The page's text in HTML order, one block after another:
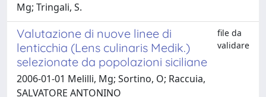
Mg; Tringali, S.
Valutazione di nuove linee di
lenticchia (Lens culinaris Medik.)
selezionate da popolazioni siciliane
file da
validare
2006-01-01 Melilli, Mg; Sortino, O; Raccuia,
SALVATORE ANTONINO